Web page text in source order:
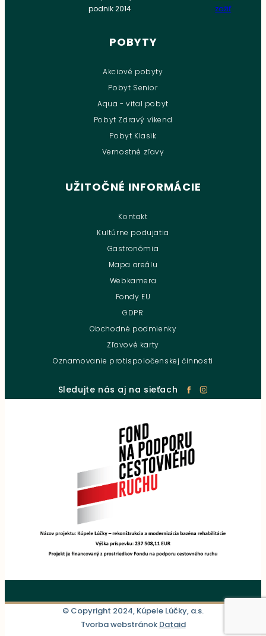
POBYTY
Akciové pobyty
Pobyt Senior
Aqua - vital pobyt
Pobyt Zdravý víkend
Pobyt Klasik
Vernostné zľavy
UŽITOČNÉ INFORMÁCIE
Kontakt
Kultúrne podujatia
Gastronómia
Mapa areálu
Webkamera
Fondy EU
GDPR
Obchodné podmienky
Zľavové karty
Oznamovanie protispoločenskej činnosti
Sledujte nás aj na sieťach
© Copyright 2024, Kúpele Lúčky, a.s.
Tvorba webstránok Dataid